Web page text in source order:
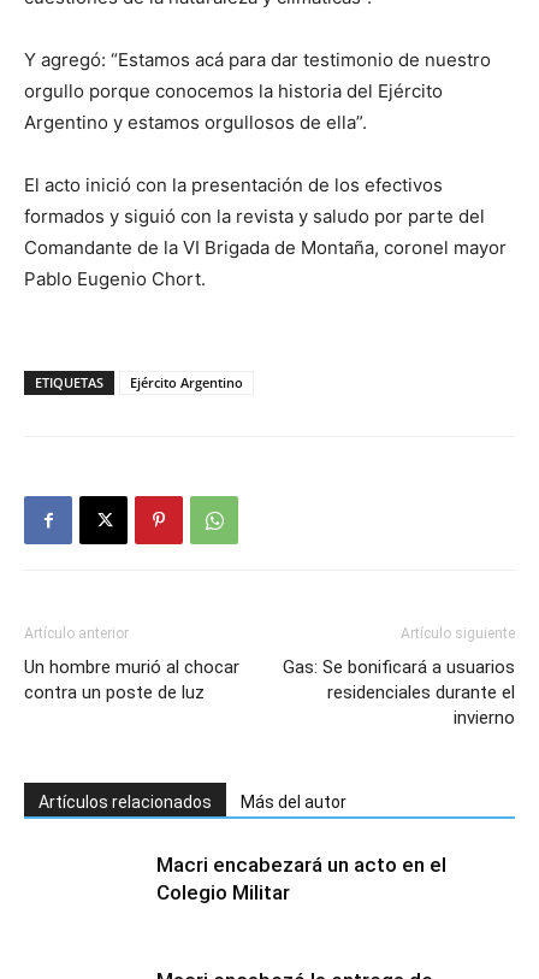
Y agregó: “Estamos acá para dar testimonio de nuestro
orgullo porque conocemos la historia del Ejército
Argentino y estamos orgullosos de ella”.
El acto inició con la presentación de los efectivos
formados y siguió con la revista y saludo por parte del
Comandante de la VI Brigada de Montaña, coronel mayor
Pablo Eugenio Chort.
ETIQUETAS Ejército Argentino
Artículo anterior
Un hombre murió al chocar
contra un poste de luz
Artículo siguiente
Gas: Se bonificará a usuarios
residenciales durante el
invierno
Artículos relacionados Más del autor
Macri encabezará un acto en el
Colegio Militar